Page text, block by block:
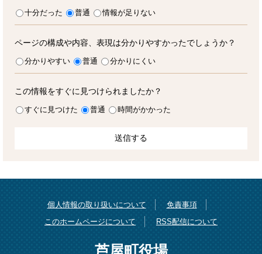
十分だった 普通 情報が足りない
ページの構成や内容、表現は分かりやすかったでしょうか？
分かりやすい 普通 分かりにくい
この情報をすぐに見つけられましたか？
すぐに見つけた 普通 時間がかかった
個人情報の取り扱いについて
免責事項
このホームページについて
RSS配信について
芦屋町役場